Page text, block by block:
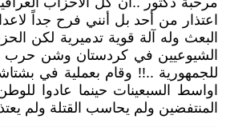
اعتذار من أحد بل أنني فرح جداً
البعث وله آلة قوية تدميرية لكن
الشيوعيين في كردستان وشن حرب
للجمهورية ..!! وقام بعملية في
المنتفضين ولم يحاسب القتلة ولم